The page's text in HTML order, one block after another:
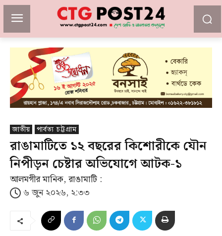
জাতীয় পার্বত্য চট্টগ্রাম
রাঙামাটিতে ১২ বছরের কিশোরীকে যৌন
নিপীড়ন চেষ্টার অভিযোগে আটক-১
আলমগীর মানিক, রাঙামাটি :
৬ জুন ২০২৬, ২:৩৩